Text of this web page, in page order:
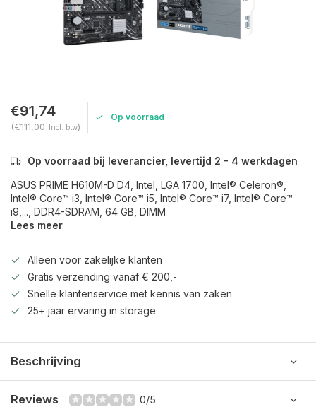
€91,74
(€111,00 Incl. btw)
Op voorraad
Op voorraad bij leverancier, levertijd 2 - 4 werkdagen
ASUS PRIME H610M-D D4, Intel, LGA 1700, Intel® Celeron®,
Intel® Core™ i3, Intel® Core™ i5, Intel® Core™ i7, Intel® Core™
i9,..., DDR4-SDRAM, 64 GB, DIMM
Lees meer
Alleen voor zakelijke klanten
Gratis verzending vanaf € 200,-
Snelle klantenservice met kennis van zaken
25+ jaar ervaring in storage
Beschrijving
Reviews 0/5